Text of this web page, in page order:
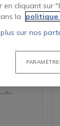
en cliquant sur
la
politique
sur nos